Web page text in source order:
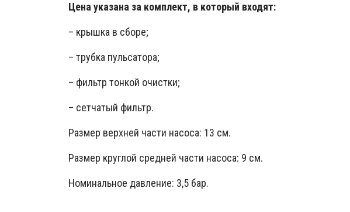
Цена указана за комплект, в который входят:
– крышка в сборе;
– трубка пульсатора;
– фильтр тонкой очистки;
– сетчатый фильтр.
Размер верхней части насоса: 13 см.
Размер круглой средней части насоса: 9 см.
Номинальное давление: 3,5 бар.